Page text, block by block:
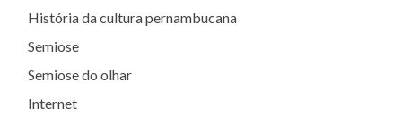
História da cultura pernambucana
Semiose
Semiose do olhar
Internet